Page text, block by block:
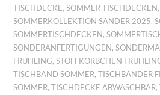
TISCHDECKE,SOMMER TISCHDECKEN
SOMMERKOLLEKTION SANDER 2025,
SOMMERTISCHDECKEN ,
SONDERANFERTIGUNGEN ,
FRÜHLING,STOFFKÖRBCHEN
TISCHBAND SOMMER,TISCHBÄNDER
SOMMER,TISCHDECKE ABWASCHBAR,